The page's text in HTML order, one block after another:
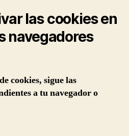
las cookies en
navegadores
cookies, sigue las
a tu navegador o